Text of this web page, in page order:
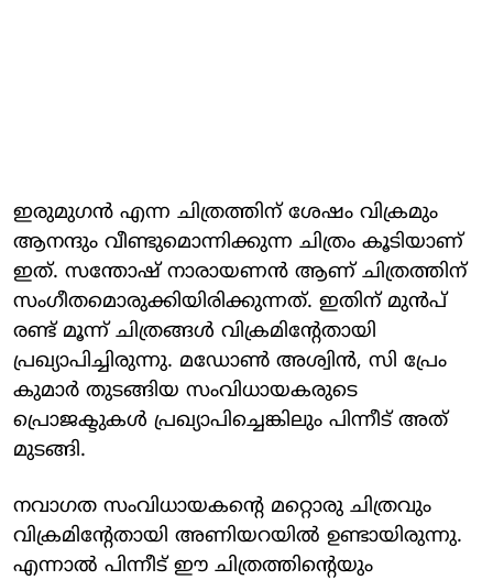
ഇരുമു​ഗൻ എന്ന ചിത്രത്തിന് ശേഷം വിക്രമും
ആനന്ദും വീണ്ടുമൊന്നിക്കുന്ന ചിത്രം കൂടിയാണ്
ഇത്. സന്തോഷ് നാരായണൻ ആണ് ചിത്രത്തിന്
സം​ഗീതമൊരുക്കിയിരിക്കുന്നത്. ഇതിന് മുൻപ്
രണ്ട് മൂന്ന് ചിത്രങ്ങൾ വിക്രമിന്റേതായി
പ്രഖ്യാപിച്ചിരുന്നു. മഡോൺ അശ്വിൻ, സി പ്രേം
കുമാർ തുടങ്ങിയ സംവിധായകരുടെ
പ്രൊജക്ടുകൾ പ്രഖ്യാപിച്ചെങ്കിലും പിന്നീട് അത്
മുടങ്ങി.
നവാഗത സംവിധായകന്റെ മറ്റൊരു ചിത്രവും
വിക്രമിന്റേതായി അണിയറയിൽ ഉണ്ടായിരുന്നു.
എന്നാൽ പിന്നീട് ഈ ചിത്രത്തിന്റെയും